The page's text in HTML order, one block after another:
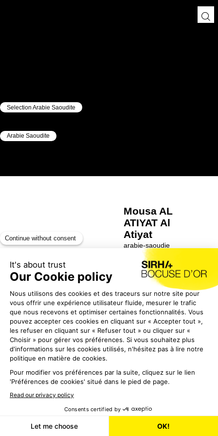
Selection Arabie Saoudite
Arabie Saoudite
Mousa AL
ATIYAT Al
Atiyat
arabie-saoudie
Jury Cuisine
Mousa Al Atiyat est
chef exécutif
corporate, basé à
Djeddah, en Arabie
saoudite. Il possède
une solide
expérience couvrant
la restauration, les
croisières, le conseil
en food & beverage,
ainsi que la
échelle et le food
service. Il est titulaire
d’information de
gestion de
l’Université de
Jordanie, d’un